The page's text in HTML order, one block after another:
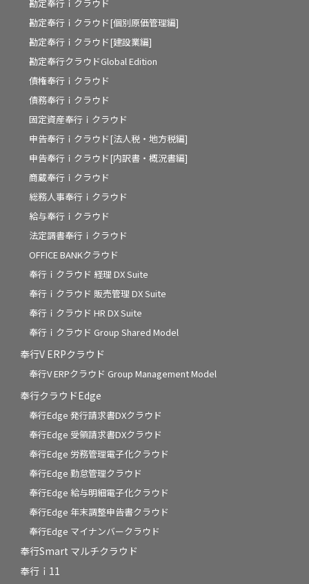
勘定奉行ｉクラウド
勘定奉行ｉクラウド[個別原価管理編]
勘定奉行ｉクラウド[建設業編]
勘定奉行クラウドGlobal Edition
債権奉行ｉクラウド
債務奉行ｉクラウド
固定資産奉行ｉクラウド
申告奉行ｉクラウド[法人税・地方税編]
申告奉行ｉクラウド[内訳書・概況書編]
商蔵奉行ｉクラウド
総務人事奉行ｉクラウド
給与奉行ｉクラウド
法定調書奉行ｉクラウド
OFFICE BANKクラウド
奉行ｉクラウド 経理 DX Suite
奉行ｉクラウド 販売管理 DX Suite
奉行ｉクラウド HR DX Suite
奉行ｉクラウド Group Shared Model
奉行V ERPクラウド
奉行V ERPクラウド Group Management Model
奉行クラウドEdge
奉行Edge 発行請求書DXクラウド
奉行Edge 受領請求書DXクラウド
奉行Edge 労務管理電子化クラウド
奉行Edge 勤怠管理クラウド
奉行Edge 給与明細電子化クラウド
奉行Edge 年末調整申告書クラウド
奉行Edge マイナンバークラウド
奉行Smart マルチクラウド
奉行ｉ11